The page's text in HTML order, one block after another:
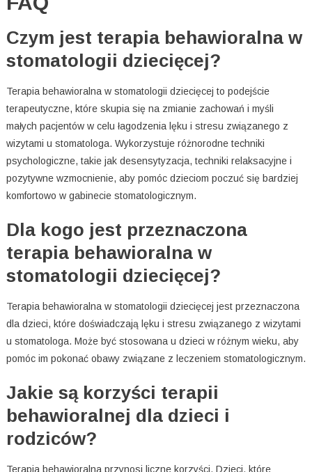
Czym jest terapia behawioralna w
stomatologii dziecięcej?
Terapia behawioralna w stomatologii dziecięcej to podejście
terapeutyczne, które skupia się na zmianie zachowań i myśli
małych pacjentów w celu łagodzenia lęku i stresu związanego z
wizytami u stomatologa. Wykorzystuje różnorodne techniki
psychologiczne, takie jak desensytyzacja, techniki relaksacyjne i
pozytywne wzmocnienie, aby pomóc dzieciom poczuć się bardziej
komfortowo w gabinecie stomatologicznym.
Dla kogo jest przeznaczona
terapia behawioralna w
stomatologii dziecięcej?
Terapia behawioralna w stomatologii dziecięcej jest przeznaczona
dla dzieci, które doświadczają lęku i stresu związanego z wizytami
u stomatologa. Może być stosowana u dzieci w różnym wieku, aby
pomóc im pokonać obawy związane z leczeniem stomatologicznym.
Jakie są korzyści terapii
behawioralnej dla dzieci i
rodziców?
Terapia behawioralna przynosi liczne korzyści. Dzieci, które